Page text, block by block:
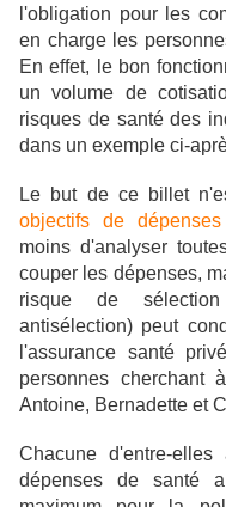
l'obligation pour les
en charge les
En effet, le bon
un volume de
risques de santé des
dans un exemple ci-
Le but de ce billet
objectifs de dépenses
moins d'analyser
couper les dépenses,
risque de
antisélection) peut
l'assurance santé
personnes cherchant
Antoine, Bernadette et
Chacune d'entre-
dépenses de santé